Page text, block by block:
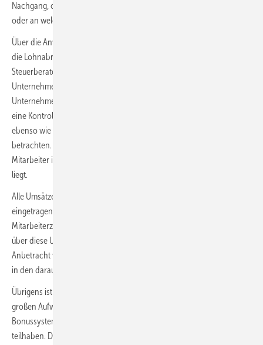
Nachgang, ob die angedachte Kalkulation eingehalten werden konnte
oder an welcher Stelle Verbesserungspotenzial besteht.
Über die Anwendung werden auch die monatlichen Stundenzettel für
die Lohnabrechnung erstellt und können so direkt an den
Steuerberater weitergeleitet werden. Jedes solide agierende
Unternehmen definiert Jahres- bzw. Monatsziele, um den Erfolg des
Unternehmens nicht dem Zufall zu überlassen. Auch hier hat Neos1
eine Kontrollfunktion geschaffen, die es ermöglicht, die Firmenziele
ebenso wie auch die Ziele eines jeden Mitarbeiters täglich zu
betrachten. Dadurch wird frühzeitig erkannt, ob die Firma oder der
Mitarbeiter im Trend für die gesteckten Umsatz- und Verkaufsziele
liegt.
Alle Umsätze müssen vom verantwortlichen Sachbearbeiter
eingetragen werden. Somit ist die Kontrolle von Mitarbeitern und
Mitarbeiterzielen sofort ersichtlich. Der Vorgesetzte kann aber auch
über diese Umsatzzahlen erkennen, wie sich die Situation in
Anbetracht von Arbeitsauslastung und dem zu erwartenden Gewinn
in den darauffolgenden Monaten entwickeln wird.
Übrigens ist mit diesem Tool ein Bonussystem für Mitarbeiter ohne
großen Aufwand einzurichten. Lassen Sie Ihre Mitarbeiter durch ein
Bonussystem am wirtschaftlichen Erfolg Ihres Unternehmens
teilhaben. Das motiviert und stärkt gleichzeitig ihr Identifikations- und